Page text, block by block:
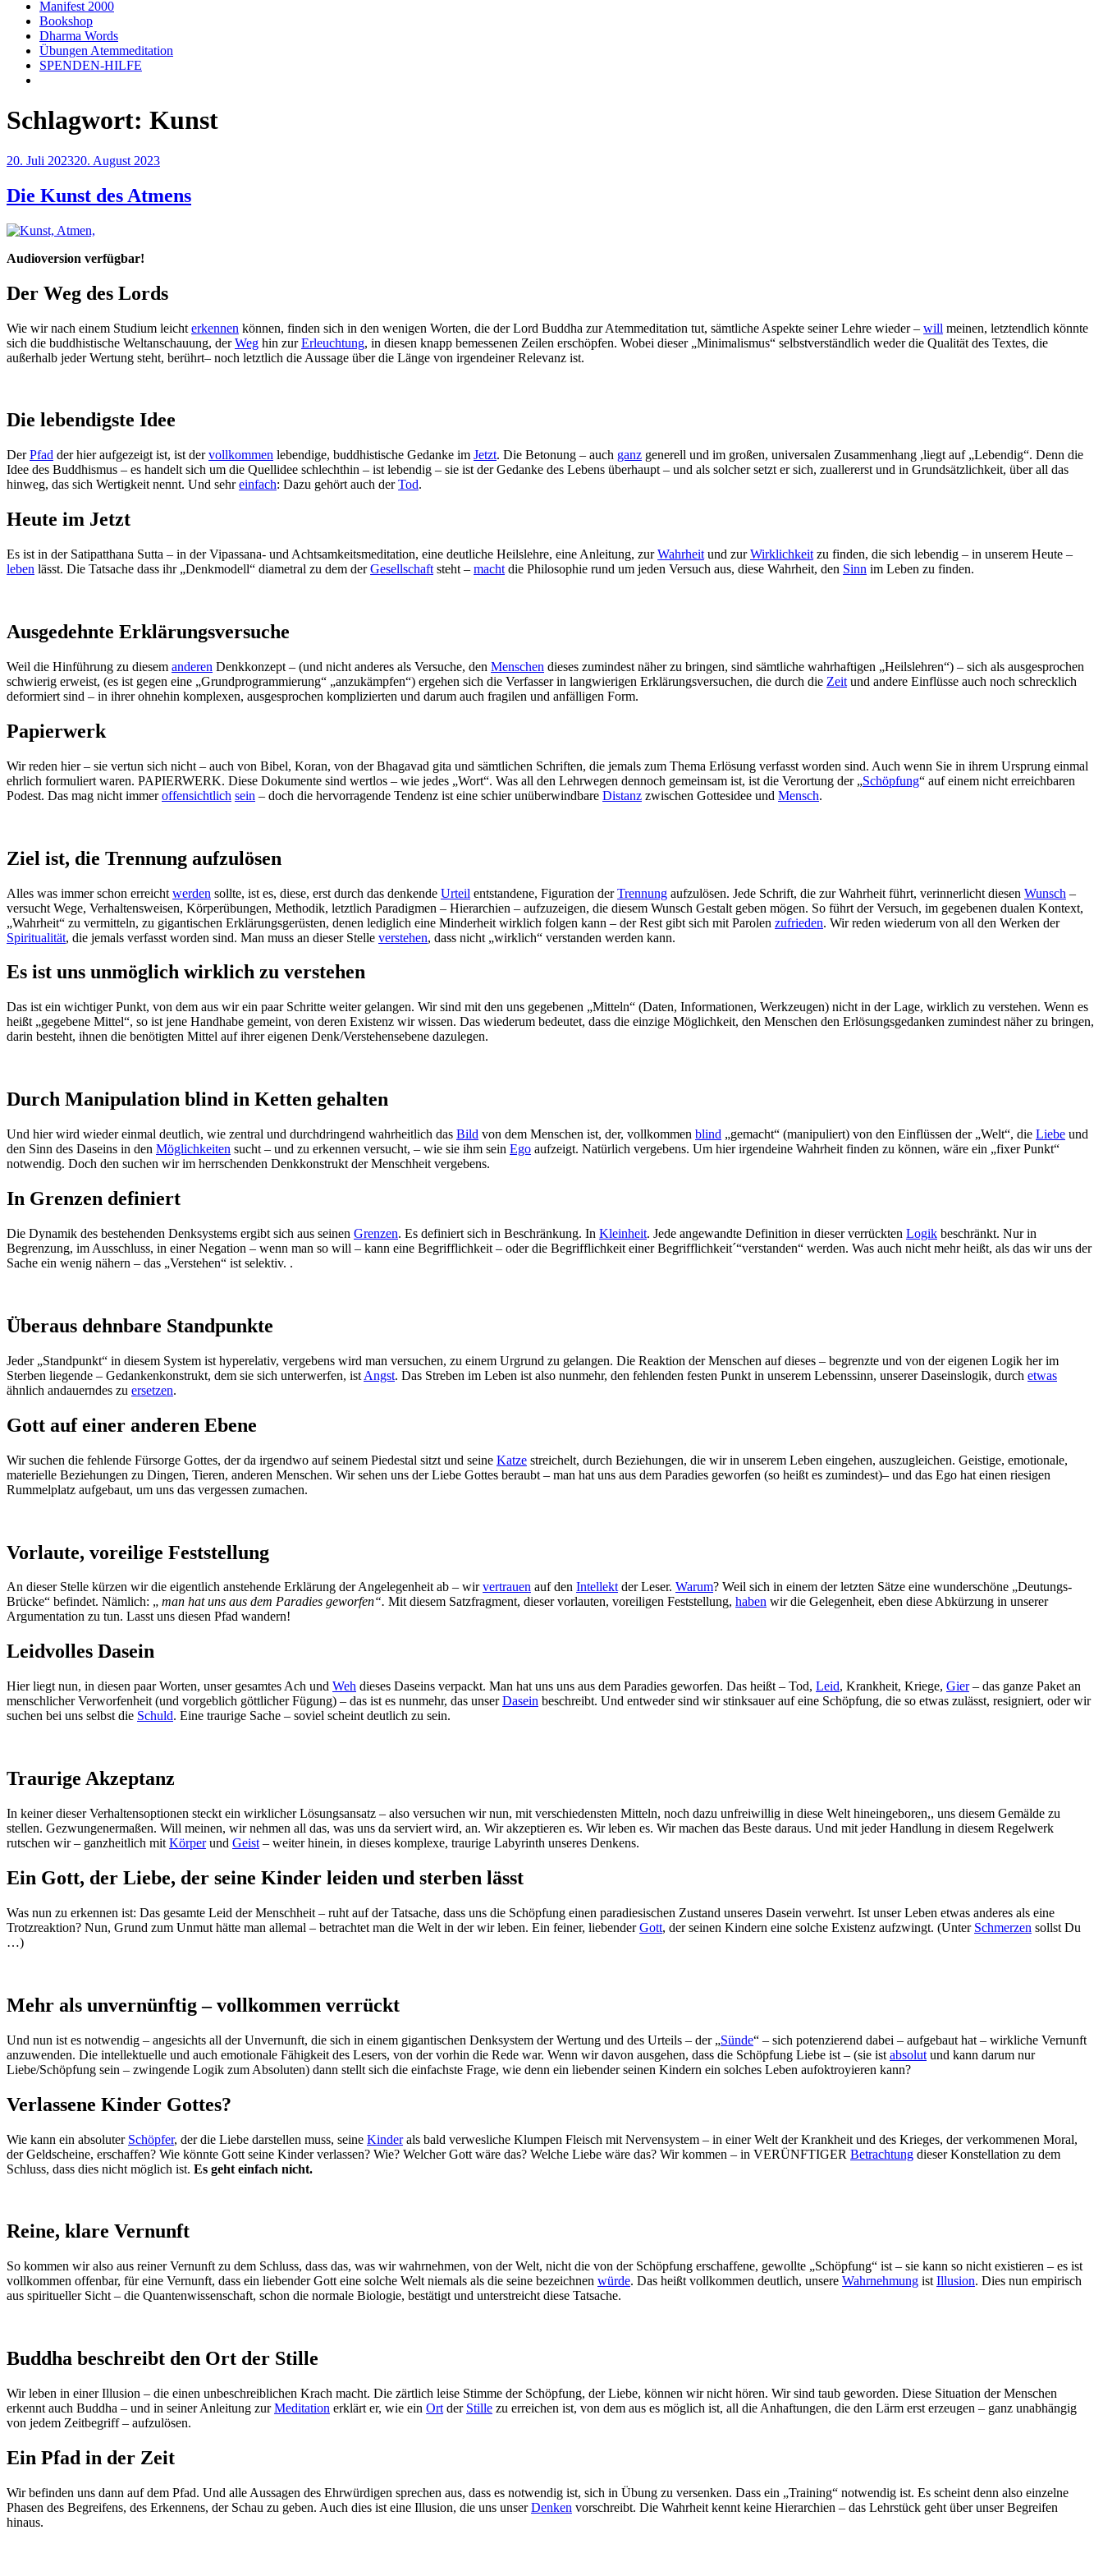
Manifest 2000
Bookshop
Dharma Words
Übungen Atemmeditation
SPENDEN-HILFE
Schlagwort: Kunst
Veröffentlicht
20. Juli 202320. August 2023
Die Kunst des Atmens
Audioversion verfügbar!
Der Weg des Lords
Wie wir nach einem Studium leicht erkennen können, finden sich in den wenigen Worten, die der Lord Buddha zur Atemmeditation tut, sämtliche Aspekte seiner Lehre wieder – will meinen, letztendlich könnte
sich die buddhistische Weltanschauung, derWeg hin zurErleuchtung, in diesen knapp bemessenen Zeilen erschöpfen. Wobei dieser „Minimalismus“ selbstverständlich weder die Qualität des Textes, die
außerhalb jeder Wertung steht, berührt– noch letztlich die Aussage über die Länge von irgendeiner Relevanz ist.
Die lebendigste Idee
DerPfad der hier aufgezeigt ist, ist dervollkommen lebendige, buddhistische Gedanke im Jetzt. Die Betonung – auch ganz generell und im großen, universalen Zusammenhang ,liegt auf „Lebendig“. Denn die
Idee des Buddhismus – es handelt sich um die Quellidee schlechthin – ist lebendig – sie ist der Gedanke des Lebens überhaupt – und als solcher setzt er sich, zuallererst und in Grundsätzlichkeit, über all das
hinweg, das sich Wertigkeit nennt. Und sehreinfach: Dazu gehört auch derTod.
Heute im Jetzt
Es ist in der Satipatthana Sutta – in der Vipassana- und Achtsamkeitsmeditation, eine deutliche Heilslehre, eine Anleitung, zurWahrheit und zurWirklichkeit zu finden, die sich lebendig – in unserem Heute –
leben lässt. Die Tatsache dass ihr „Denkmodell“ diametral zu dem derGesellschaft steht – macht die Philosophie rund um jeden Versuch aus, diese Wahrheit, den Sinn im Leben zu finden.
Ausgedehnte Erklärungsversuche
Weil die Hinführung zu diesem anderen Denkkonzept – (und nicht anderes als Versuche, den Menschen dieses zumindest näher zu bringen, sind sämtliche wahrhaftigen „Heilslehren“) – sich als ausgesprochen
schwierig erweist, (es ist gegen eine „Grundprogrammierung“ „anzukämpfen“) ergehen sich die Verfasser in langwierigen Erklärungsversuchen, die durch die Zeit und andere Einflüsse auch noch schrecklich
deformiert sind – in ihrer ohnehin komplexen, ausgesprochen komplizierten und darum auch fragilen und anfälligen Form.
Papierwerk
Wir reden hier – sie vertun sich nicht – auch von Bibel, Koran, von der Bhagavad gita und sämtlichen Schriften, die jemals zum Thema Erlösung verfasst worden sind. Auch wenn Sie in ihrem Ursprung einmal
ehrlich formuliert waren. PAPIERWERK. Diese Dokumente sind wertlos – wie jedes „Wort“. Was all den Lehrwegen dennoch gemeinsam ist, ist die Verortung der „Schöpfung“ auf einem nicht erreichbaren
Podest. Das mag nicht immeroffensichtlich sein – doch die hervorragende Tendenz ist eine schier unüberwindbare Distanz zwischen Gottesidee und Mensch.
Ziel ist, die Trennung aufzulösen
Alles was immer schon erreicht werden sollte, ist es, diese, erst durch das denkende Urteil entstandene, Figuration derTrennung aufzulösen. Jede Schrift, die zur Wahrheit führt, verinnerlicht diesen Wunsch –
versucht Wege, Verhaltensweisen, Körperübungen, Methodik, letztlich Paradigmen – Hierarchien – aufzuzeigen, die diesem Wunsch Gestalt geben mögen. So führt der Versuch, im gegebenen dualen Kontext,
„Wahrheit“ zu vermitteln, zu gigantischen Erklärungsgerüsten, denen lediglich eine Minderheit wirklich folgen kann – der Rest gibt sich mit Parolen zufrieden. Wir reden wiederum von all den Werken der
Spiritualität, die jemals verfasst worden sind. Man muss an dieser Stelle verstehen, dass nicht „wirklich“ verstanden werden kann.
Es ist uns unmöglich wirklich zu verstehen
Das ist ein wichtiger Punkt, von dem aus wir ein paar Schritte weiter gelangen. Wir sind mit den uns gegebenen „Mitteln“ (Daten, Informationen, Werkzeugen) nicht in der Lage, wirklich zu verstehen. Wenn es
heißt „gegebene Mittel“, so ist jene Handhabe gemeint, von deren Existenz wir wissen. Das wiederum bedeutet, dass die einzige Möglichkeit, den Menschen den Erlösungsgedanken zumindest näher zu bringen,
darin besteht, ihnen die benötigten Mittel auf ihrer eigenen Denk/Verstehensebene dazulegen.
Durch Manipulation blind in Ketten gehalten
Und hier wird wieder einmal deutlich, wie zentral und durchdringend wahrheitlich das Bild von dem Menschen ist, der, vollkommen blind „gemacht“ (manipuliert) von den Einflüssen der „Welt“, die Liebe und
den Sinn des Daseins in den Möglichkeiten sucht – und zu erkennen versucht, – wie sie ihm sein Ego aufzeigt. Natürlich vergebens. Um hier irgendeine Wahrheit finden zu können, wäre ein „fixer Punkt“
notwendig. Doch den suchen wir im herrschenden Denkkonstrukt der Menschheit vergebens.
In Grenzen definiert
Die Dynamik des bestehenden Denksystems ergibt sich aus seinen Grenzen. Es definiert sich in Beschränkung. In Kleinheit. Jede angewandte Definition in dieser verrückten Logik beschränkt. Nur in
Begrenzung, im Ausschluss, in einer Negation – wenn man so will – kann eine Begrifflichkeit – oder die Begrifflichkeit einer Begrifflichkeit´“verstanden“ werden. Was auch nicht mehr heißt, als das wir uns der
Sache ein wenig nähern – das „Verstehen“ ist selektiv. .
Überaus dehnbare Standpunkte
Jeder „Standpunkt“ in diesem System ist hyperelativ, vergebens wird man versuchen, zu einem Urgrund zu gelangen. Die Reaktion der Menschen auf dieses – begrenzte und von der eigenen Logik her im
Sterben liegende – Gedankenkonstrukt, dem sie sich unterwerfen, ist Angst. Das Streben im Leben ist also nunmehr, den fehlenden festen Punkt in unserem Lebenssinn, unserer Daseinslogik, durch etwas
ähnlich andauerndes zu ersetzen.
Gott auf einer anderen Ebene
Wir suchen die fehlende Fürsorge Gottes, der da irgendwo auf seinem Piedestal sitzt und seine Katze streichelt, durch Beziehungen, die wir in unserem Leben eingehen, auszugleichen. Geistige, emotionale,
materielle Beziehungen zu Dingen, Tieren, anderen Menschen. Wir sehen uns der Liebe Gottes beraubt – man hat uns aus dem Paradies geworfen (so heißt es zumindest)– und das Ego hat einen riesigen
Rummelplatz aufgebaut, um uns das vergessen zumachen.
Vorlaute, voreilige Feststellung
An dieser Stelle kürzen wir die eigentlich anstehende Erklärung der Angelegenheit ab – wirvertrauen auf den Intellektder Leser. Warum? Weil sich in einem der letzten Sätze eine wunderschöne „Deutungs-
Brücke“ befindet. Nämlich: „ man hat uns aus dem Paradies geworfen“. Mit diesem Satzfragment, dieser vorlauten, voreiligen Feststellung, haben wir die Gelegenheit, eben diese Abkürzung in unserer
Argumentation zu tun. Lasst uns diesen Pfad wandern!
Leidvolles Dasein
Hier liegt nun, in diesen paar Worten, unser gesamtes Ach und Weh dieses Daseins verpackt. Man hat uns uns aus dem Paradies geworfen. Das heißt – Tod, Leid, Krankheit, Kriege, Gier– das ganze Paket an
menschlicher Verworfenheit (und vorgeblich göttlicher Fügung) – das ist es nunmehr, das unserDasein beschreibt. Und entweder sind wir stinksauer auf eine Schöpfung, die so etwas zulässt, resigniert, oder wir
suchen bei uns selbst die Schuld. Eine traurige Sache – soviel scheint deutlich zu sein.
Traurige Akzeptanz
In keiner dieser Verhaltensoptionen steckt ein wirklicher Lösungsansatz – also versuchen wir nun, mit verschiedensten Mitteln, noch dazu unfreiwillig in diese Welt hineingeboren,, uns diesem Gemälde zu
stellen. Gezwungenermaßen. Will meinen, wir nehmen all das, was uns da serviert wird, an. Wir akzeptieren es. Wir leben es. Wir machen das Beste daraus. Und mit jeder Handlung in diesem Regelwerk
rutschen wir – ganzheitlich mit Körperund Geist – weiter hinein, in dieses komplexe, traurige Labyrinth unseres Denkens.
Ein Gott, der Liebe, der seine Kinder leiden und sterben lässt
Was nun zu erkennen ist: Das gesamte Leid der Menschheit – ruht auf der Tatsache, dass uns die Schöpfung einen paradiesischen Zustand unseres Dasein verwehrt. Ist unser Leben etwas anderes als eine
Trotzreaktion? Nun, Grund zum Unmut hätte man allemal – betrachtet man die Welt in der wir leben. Ein feiner, liebenderGott, der seinen Kindern eine solche Existenz aufzwingt. (Unter Schmerzen sollst Du
…)
Mehr als unvernünftig – vollkommen verrückt
Und nun ist es notwendig – angesichts all der Unvernunft, die sich in einem gigantischen Denksystem der Wertung und des Urteils – der „Sünde“ – sich potenzierend dabei – aufgebaut hat – wirkliche Vernunft
anzuwenden. Die intellektuelle und auch emotionale Fähigkeit des Lesers, von der vorhin die Rede war. Wenn wir davon ausgehen, dass die Schöpfung Liebe ist – (sie ist absolut und kann darum nur
Liebe/Schöpfung sein – zwingende Logik zum Absoluten) dann stellt sich die einfachste Frage, wie denn ein liebender seinen Kindern ein solches Leben aufoktroyieren kann?
Verlassene Kinder Gottes?
Wie kann ein absoluter Schöpfer, der die Liebe darstellen muss, seine Kinderals bald verwesliche Klumpen Fleisch mit Nervensystem – in einer Welt der Krankheit und des Krieges, der verkommenen Moral,
der Geldscheine, erschaffen? Wie könnte Gott seine Kinder verlassen? Wie? Welcher Gott wäre das? Welche Liebe wäre das? Wir kommen – in VERÜNFTIGER Betrachtung dieser Konstellation zu dem
Schluss, dass dies nicht möglich ist. Es geht einfach nicht.
Reine, klare Vernunft
So kommen wir also aus reiner Vernunft zu dem Schluss, dass das, was wir wahrnehmen, von der Welt, nicht die von der Schöpfung erschaffene, gewollte „Schöpfung“ ist – sie kann so nicht existieren – es ist
vollkommen offenbar, für eine Vernunft, dass ein liebender Gott eine solche Welt niemals als die seine bezeichnen würde. Das heißt vollkommen deutlich, unsere Wahrnehmung ist Illusion. Dies nun empirisch
aus spiritueller Sicht – die Quantenwissenschaft, schon die normale Biologie, bestätigt und unterstreicht diese Tatsache.
Buddha beschreibt den Ort der Stille
Wir leben in einer Illusion – die einen unbeschreiblichen Krach macht. Die zärtlich leise Stimme der Schöpfung, der Liebe, können wir nicht hören. Wir sind taub geworden. Diese Situation der Menschen
erkennt auch Buddha – und in seiner Anleitung zurMeditation erklärt er, wie ein Ort der Stille zu erreichen ist, von dem aus es möglich ist, all die Anhaftungen, die den Lärm erst erzeugen – ganz unabhängig
von jedem Zeitbegriff – aufzulösen.
Ein Pfad in der Zeit
Wir befinden uns dann auf dem Pfad. Und alle Aussagen des Ehrwürdigen sprechen aus, dass es notwendig ist, sich in Übung zu versenken. Dass ein „Training“ notwendig ist. Es scheint denn also einzelne
Phasen des Begreifens, des Erkennens, der Schau zu geben. Auch dies ist eine Illusion, die uns unserDenken vorschreibt. Die Wahrheit kennt keine Hierarchien – das Lehrstück geht über unser Begreifen
hinaus.